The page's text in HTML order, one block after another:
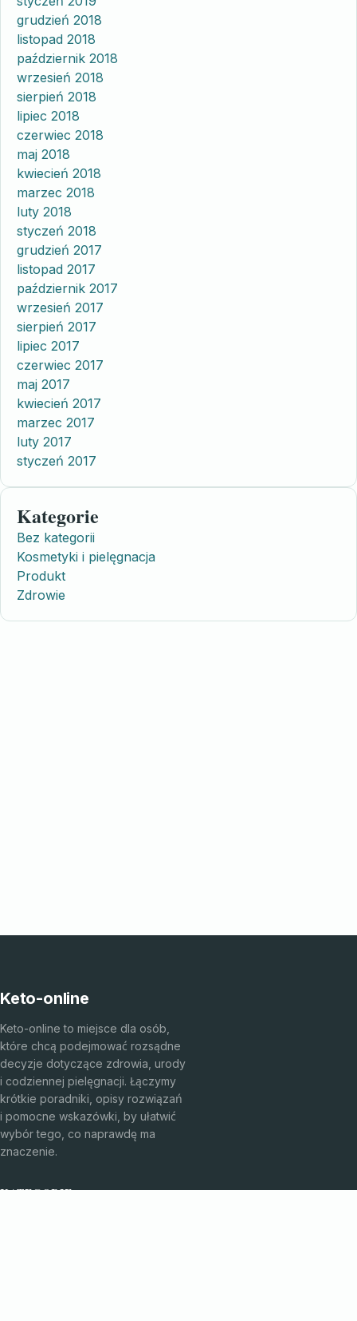
grudzień 2018
listopad 2018
październik 2018
wrzesień 2018
sierpień 2018
lipiec 2018
czerwiec 2018
maj 2018
kwiecień 2018
marzec 2018
luty 2018
styczeń 2018
grudzień 2017
listopad 2017
październik 2017
wrzesień 2017
sierpień 2017
lipiec 2017
czerwiec 2017
maj 2017
kwiecień 2017
marzec 2017
luty 2017
styczeń 2017
Kategorie
Bez kategorii
Kosmetyki i pielęgnacja
Produkt
Zdrowie
Keto-online
Keto-online to miejsce dla osób,
które chcą podejmować rozsądne
decyzje dotyczące zdrowia, urody
i codziennej pielęgnacji. Łączymy
krótkie poradniki, opisy rozwiązań
i pomocne wskazówki, by ułatwić
wybór tego, co naprawdę ma
znaczenie.
KATEGORIE